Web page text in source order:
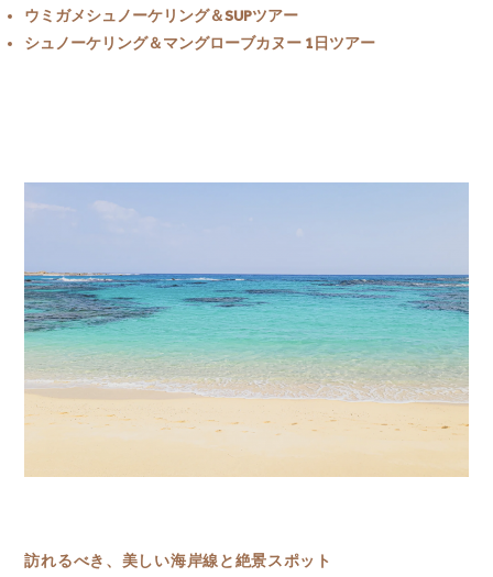
ウミガメシュノーケリング＆SUPツアー
シュノーケリング＆マングローブカヌー 1日ツアー
訪れるべき、美しい海岸線と絶景スポット